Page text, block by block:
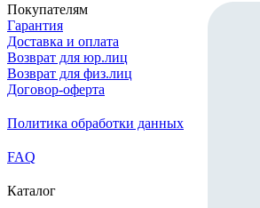
Покупателям
Гарантия
Доставка и оплата
Возврат для юр.лиц
Возврат для физ.лиц
Договор-оферта
Политика обработки данных
FAQ
Каталог